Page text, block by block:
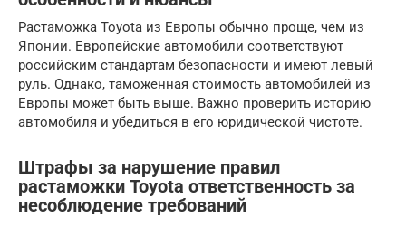
Растаможка Toyota из Европы обычно проще, чем из
Японии. Европейские автомобили соответствуют
российским стандартам безопасности и имеют левый
руль. Однако, таможенная стоимость автомобилей из
Европы может быть выше. Важно проверить историю
автомобиля и убедиться в его юридической чистоте.
Штрафы за нарушение правил
растаможки Toyota ответственность за
несоблюдение требований